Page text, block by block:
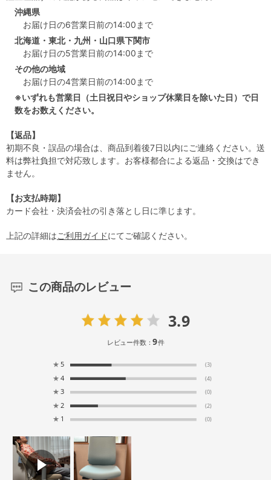
沖縄県
お届け日の6営業日前の14:00まで
北海道・東北・九州・山口県下関市
お届け日の5営業日前の14:00まで
その他の地域
お届け日の4営業日前の14:00まで
※いずれも営業日（土日祝日やショップ休業日を除いた日）で日
数をお数えください。
【返品】
初期不良・誤品の場合は、商品到着後7日以内にご連絡ください。送
料は弊社負担で対応致します。お客様都合による返品・交換はでき
ません。
【お支払時期】
カード会社・決済会社の引き落とし日に準じます。
上記の詳細はご利用ガイドにてご確認ください。
この商品のレビュー
3.9
レビュー件数：9件
★ 5 (3)
★ 4 (4)
★ 3 (0)
★ 2 (2)
★ 1 (0)